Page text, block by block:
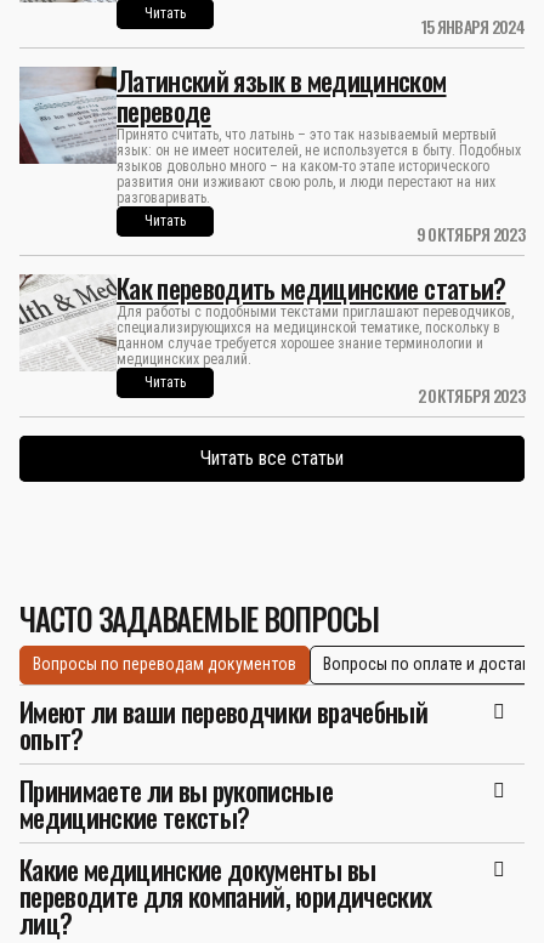
15 ЯНВАРЯ 2024
Читать
9 ОКТЯБРЯ 2023
Латинский язык в медицинском
переводе
Принято считать, что латынь – это так называемый мертвый
язык: он не имеет носителей, не используется в быту. Подобных
языков довольно много – на каком-то этапе исторического
развития они изживают свою роль, и люди перестают на них
разговаривать.
Читать
2 ОКТЯБРЯ 2023
Как переводить медицинские статьи?
Для работы с подобными текстами приглашают переводчиков,
специализирующихся на медицинской тематике, поскольку в
данном случае требуется хорошее знание терминологии и
медицинских реалий.
Читать
Читать все статьи
ЧАСТО ЗАДАВАЕМЫЕ ВОПРОСЫ
Вопросы по переводам документов Вопросы по оплате и
Имеют ли ваши переводчики врачебный
опыт?
Принимаете ли вы рукописные
медицинские тексты?
Какие медицинские документы вы
переводите для компаний, юридических
лиц?